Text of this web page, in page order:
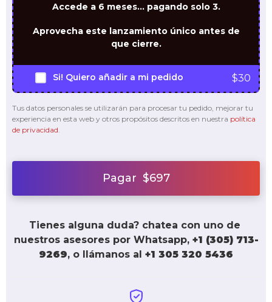
Accede a 6 meses… pagando solo 3.
Aprovecha este lanzamiento único antes de
que cierre.
Si! Quiero añadir a mi pedido $30
Tus datos personales se utilizarán para procesar tu pedido, mejorar tu
experiencia en esta web y otros propósitos descritos en nuestra política
de privacidad
Pagar $697
Tienes alguna duda? chatea con uno de
nuestros asesores por Whatsapp, +1 (305) 713-
9269, o llámanos al +1 305 320 5436